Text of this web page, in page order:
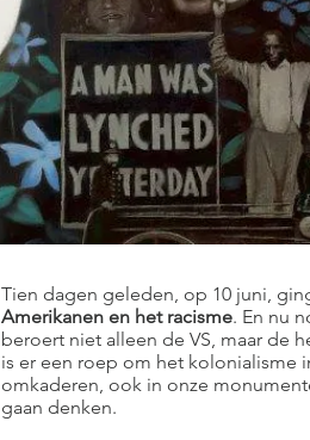
Tien dagen geleden, op 10 juni,
Amerikanen en het racisme. En nu
beroert niet alleen de VS, maar de
is er een roep om het kolonialisme
omkaderen, ook in onze
gaan denken.